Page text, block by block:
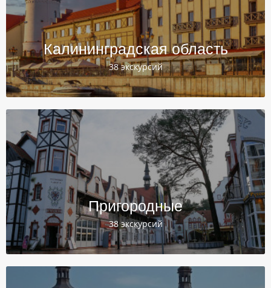
Калининградская область
38 экскурсий
Пригородные
38 экскурсий